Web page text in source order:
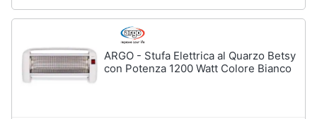
ARGO - Stufa Elettrica al Quarzo Betsy
con Potenza 1200 Watt Colore Bianco